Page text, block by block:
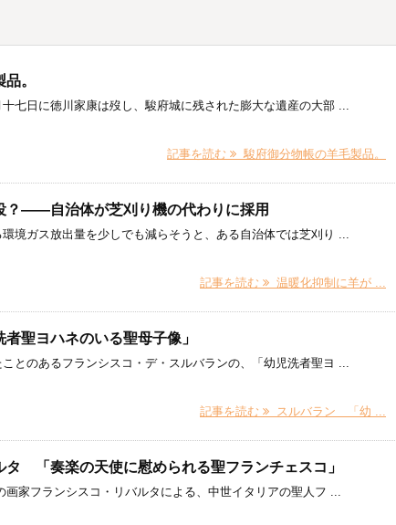
。
七日に徳川家康は歿し、駿府城に残された膨大な遺産の大部 ...
記事を読む 駿府御分物帳の羊毛製品。
？――自治体が芝刈り機の代わりに採用
境ガス放出量を少しでも減らそうと、ある自治体では芝刈り ...
記事を読む 温暖化抑制に羊が ...
聖ヨハネのいる聖母子像」
ことのあるフランシスコ・デ・スルバランの、「幼児洗者聖ヨ ...
記事を読む スルバラン 「幼 ...
タ 「奏楽の天使に慰められる聖フランチェスコ」
家フランシスコ・リバルタによる、中世イタリアの聖人フ ...